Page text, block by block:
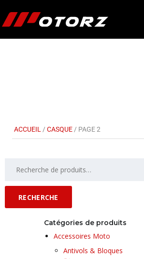
ACCUEIL / CASQUE / PAGE 2
RECHERCHE
Catégories de produits
Accessoires Moto
Antivols & Bloques